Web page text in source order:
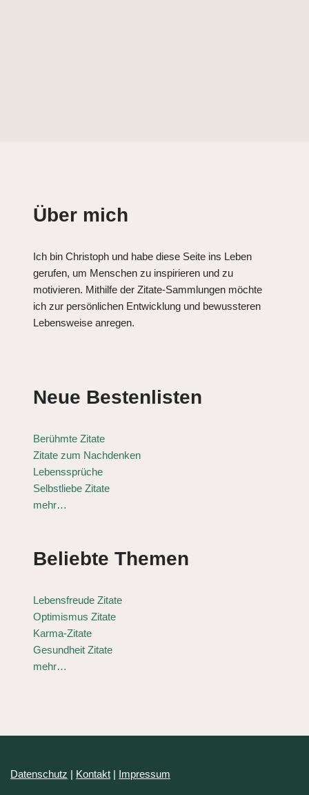
Über mich
Ich bin Christoph und habe diese Seite ins Leben
gerufen, um Menschen zu inspirieren und zu
motivieren. Mithilfe der Zitate-Sammlungen möchte
ich zur persönlichen Entwicklung und bewussteren
Lebensweise anregen.
Neue Bestenlisten
Berühmte Zitate
Zitate zum Nachdenken
Lebenssprüche
Selbstliebe Zitate
mehr…
Beliebte Themen
Lebensfreude Zitate
Optimismus Zitate
Karma-Zitate
Gesundheit Zitate
mehr…
Datenschutz | Kontakt | Impressum